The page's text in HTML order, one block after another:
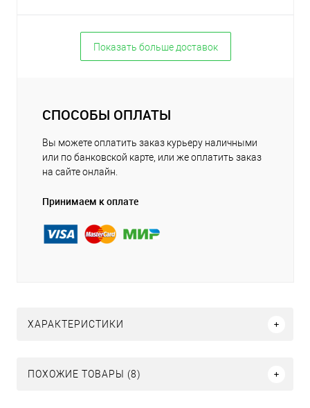
Показать больше доставок
СПОСОБЫ ОПЛАТЫ
Вы можете оплатить заказ курьеру наличными
или по банковской карте, или же оплатить заказ
на сайте онлайн.
Принимаем к оплате
ХАРАКТЕРИСТИКИ
ПОХОЖИЕ ТОВАРЫ (8)